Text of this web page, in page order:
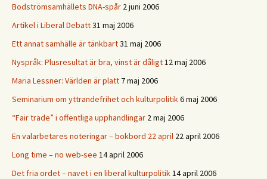
Bodströmsamhällets DNA-spår 2 juni 2006
Artikel i Liberal Debatt31 maj 2006
Ett annat samhälle är tänkbart31 maj 2006
Nyspråk: Plusresultat är bra, vinst är dåligt12 maj 2006
Maria Lessner: Världen är platt 7 maj 2006
Seminarium om yttrandefrihet och kulturpolitik6 maj 2006
“Fair trade” i offentliga upphandlingar 2 maj 2006
En valarbetares noteringar – bokbord 22 april 22 april 2006
Long time – no web-see 14 april 2006
Det fria ordet – navet i en liberal kulturpolitik14 april 2006